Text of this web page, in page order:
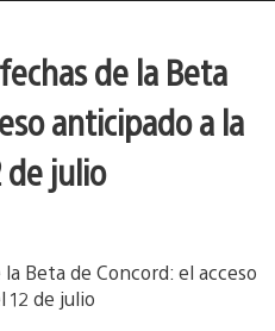
de la Beta
anticipado a la
de julio